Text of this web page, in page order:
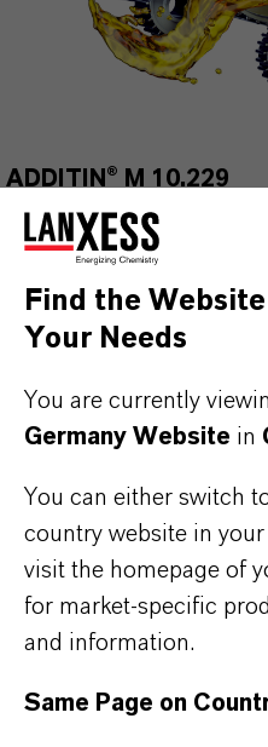
ADDITIN® M 10.229
Find the
Your Needs
You are currently
Germany Website in
You can either switch
country website in
visit the homepage of
for market-specific
and information.
Same Page on